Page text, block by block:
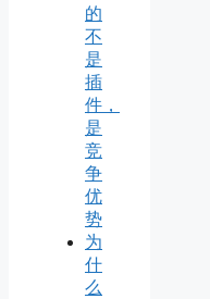
的
不
是
插
件，
是
竞
争
优
势
为
什
么